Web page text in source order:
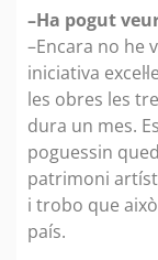
–Ha pogut
–Encara no he
iniciativa
les obres les
dura un mes.
poguessin
patrimoni
i trobo que
país.